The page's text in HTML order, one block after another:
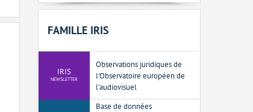
FAMILLE IRIS
IRIS
NEWSLETTER
Observations juridiques de
l'Observatoire européen de
l'audiovisuel
Base de données